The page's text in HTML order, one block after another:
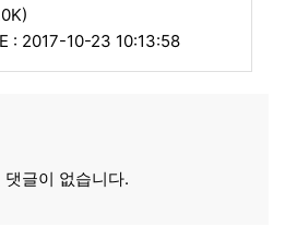
: 2017-10-23 10:13:58
댓글이 없습니다.